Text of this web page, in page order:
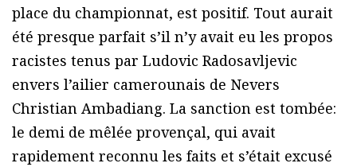
place du championnat, est positif. Tout aurait
été presque parfait s’il n’y avait eu les propos
racistes tenus par Ludovic Radosavljevic
envers l’ailier camerounais de Nevers
Christian Ambadiang. La sanction est tombée:
le demi de mêlée provençal, qui avait
rapidement reconnu les faits et s’était excusé